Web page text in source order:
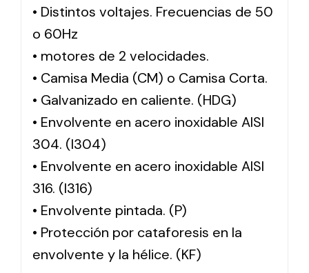
• Distintos voltajes. Frecuencias de 50
o 60Hz
• motores de 2 velocidades.
• Camisa Media (CM) o Camisa Corta.
• Galvanizado en caliente. (HDG)
• Envolvente en acero inoxidable AISI
304. (I304)
• Envolvente en acero inoxidable AISI
316. (I316)
• Envolvente pintada. (P)
• Protección por cataforesis en la
envolvente y la hélice. (KF)